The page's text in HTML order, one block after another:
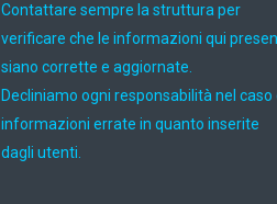
Contattare sempre la struttura per
verificare che le informazioni qui
siano corrette e aggiornate.
Decliniamo ogni responsabilità nel caso
informazioni errate in quanto inserite
dagli utenti.